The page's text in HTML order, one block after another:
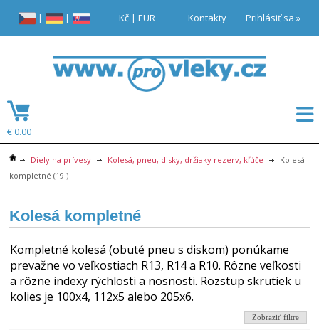
Diely na prívesy Kolesá, pneu, disky, držiaky rezerv, kľúče
Kolesá
kompletné (19 )
Kolesá kompletné
Kompletné kolesá (obuté pneu s diskom) ponúkame
prevažne vo veľkostiach R13, R14 a R10. Rôzne veľkosti
a rôzne indexy rýchlosti a nosnosti. Rozstup skrutiek u
kolies je 100x4, 112x5 alebo 205x6.
Zobraziť filtre
Prihlásiť sa »
Kontakty
Kč| EUR
| |
€ 0.00